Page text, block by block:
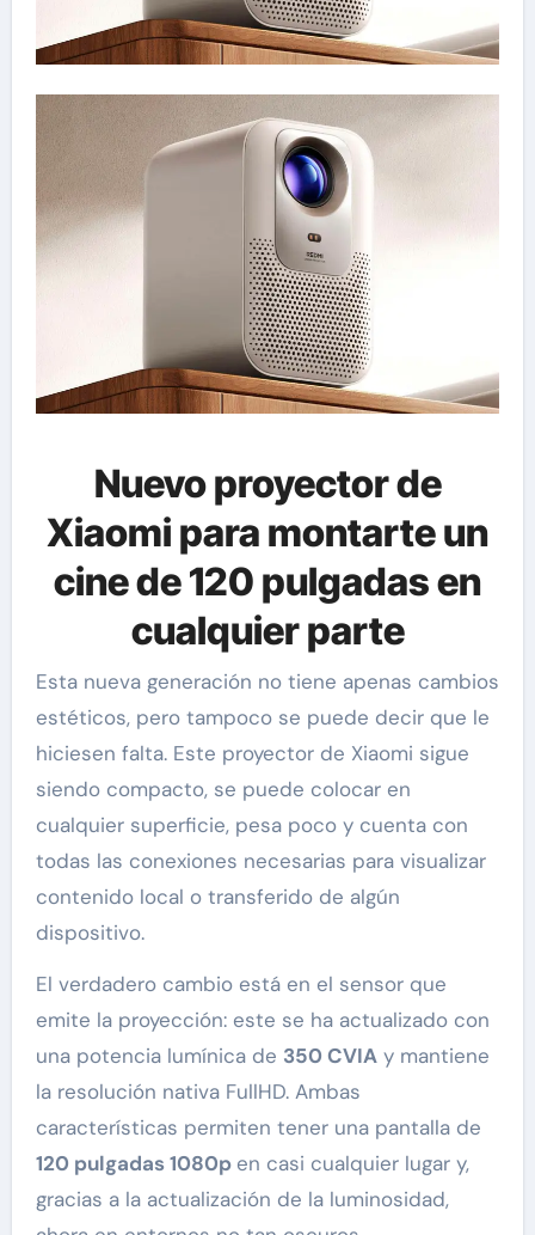
Nuevo proyector de
Xiaomi para montarte un
cine de 120 pulgadas en
cualquier parte
Esta nueva generación no tiene apenas cambios
estéticos, pero tampoco se puede decir que le
hiciesen falta. Este proyector de Xiaomi sigue
siendo compacto, se puede colocar en
cualquier superficie, pesa poco y cuenta con
todas las conexiones necesarias para visualizar
contenido local o transferido de algún
dispositivo.
El verdadero cambio está en el sensor que
emite la proyección: este se ha actualizado con
una potencia lumínica de 350 CVIAy mantiene
la resolución nativa FullHD. Ambas
características permiten tener una pantalla de
120 pulgadas 1080p en casi cualquier lugar y,
gracias a la actualización de la luminosidad,